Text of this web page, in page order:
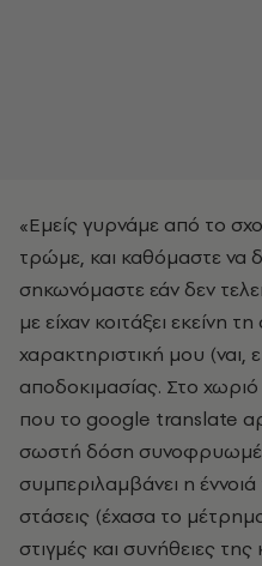
«Εμείς γυρνάμε από το
τρώμε, και καθόμαστε να
σηκωνόμαστε εάν δεν
με είχαν κοιτάξει εκείνη
χαρακτηριστική μου
αποδοκιμασίας. Στο
που το google translate
σωστή δόση
συμπεριλαμβάνει η
στάσεις (έχασα το
στιγμές και συνήθειες